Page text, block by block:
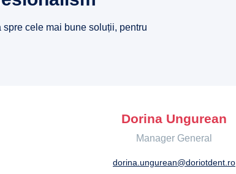
cele mai bune soluții, pentru
Dorina Ungurean
Manager General
dorina.ungurean@doriotdent.ro